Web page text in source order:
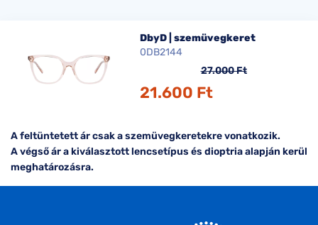
DbyD | szemüvegkeret
0DB2144
21.600 Ft
27.000 Ft
A feltüntetett ár csak a szemüvegkeretekre vonatkozik.
A végső ár a kiválasztott lencsetípus és dioptria alapján kerül
meghatározásra.